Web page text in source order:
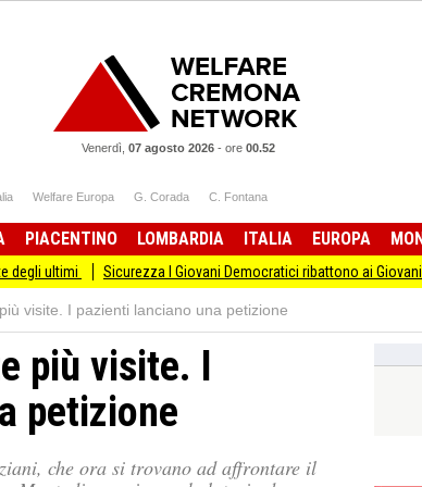
Venerdì, 07 agosto 2026 - ore 00.52
Welfare Europa G. Corada C. Fontana
PIACENTINO LOMBARDIA ITALIA EUROPA
Sicurezza I Giovani Democratici ribattono ai Giovani di Fratellli
visite. I pazienti lanciano una petizione
più visite. I
petizione
che ora si trovano ad affrontare il